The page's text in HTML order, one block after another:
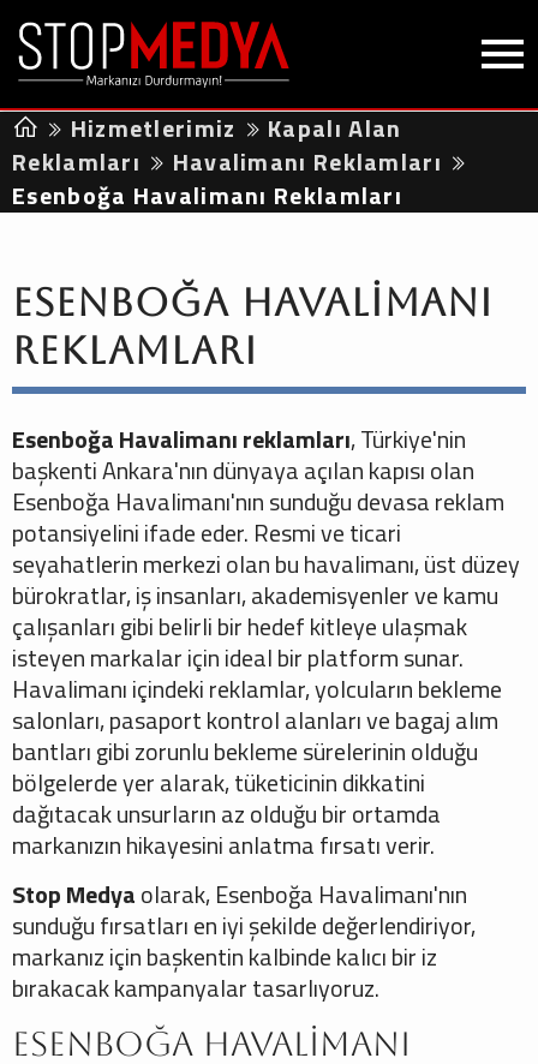
Hizmetlerimiz
Kapalı Alan
Reklamları
Havalimanı Reklamları
Esenboğa Havalimanı Reklamları
Esenboğa Havalimanı
Reklamları
Esenboğa Havalimanı reklamları, Türkiye'nin
başkenti Ankara'nın dünyaya açılan kapısı olan
Esenboğa Havalimanı'nın sunduğu devasa reklam
potansiyelini ifade eder. Resmi ve ticari
seyahatlerin merkezi olan bu havalimanı, üst düzey
bürokratlar, iş insanları, akademisyenler ve kamu
çalışanları gibi belirli bir hedef kitleye ulaşmak
isteyen markalar için ideal bir platform sunar.
Havalimanı içindeki reklamlar, yolcuların bekleme
salonları, pasaport kontrol alanları ve bagaj alım
bantları gibi zorunlu bekleme sürelerinin olduğu
bölgelerde yer alarak, tüketicinin dikkatini
dağıtacak unsurların az olduğu bir ortamda
markanızın hikayesini anlatma fırsatı verir.
Stop Medyaolarak, Esenboğa Havalimanı'nın
sunduğu fırsatları en iyi şekilde değerlendiriyor,
markanız için başkentin kalbinde kalıcı bir iz
bırakacak kampanyalar tasarlıyoruz.
Esenboğa Havalimanı